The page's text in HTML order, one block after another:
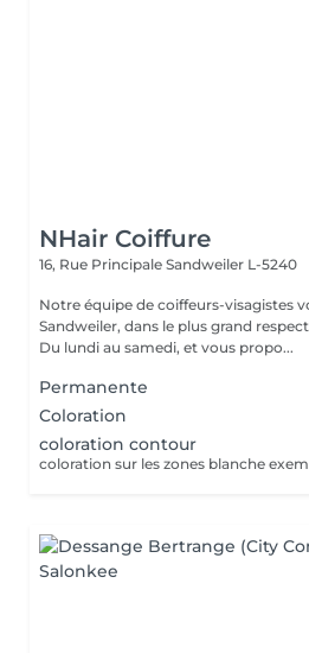
NHair Coiffure
16, Rue Principale Sandweiler L-5240
Notre équipe de coiffeurs-visagistes
Sandweiler, dans le plus grand
Du lundi au samedi, et vous propo...
Permanente
Coloration
coloration contour
coloration sur les zones blanche